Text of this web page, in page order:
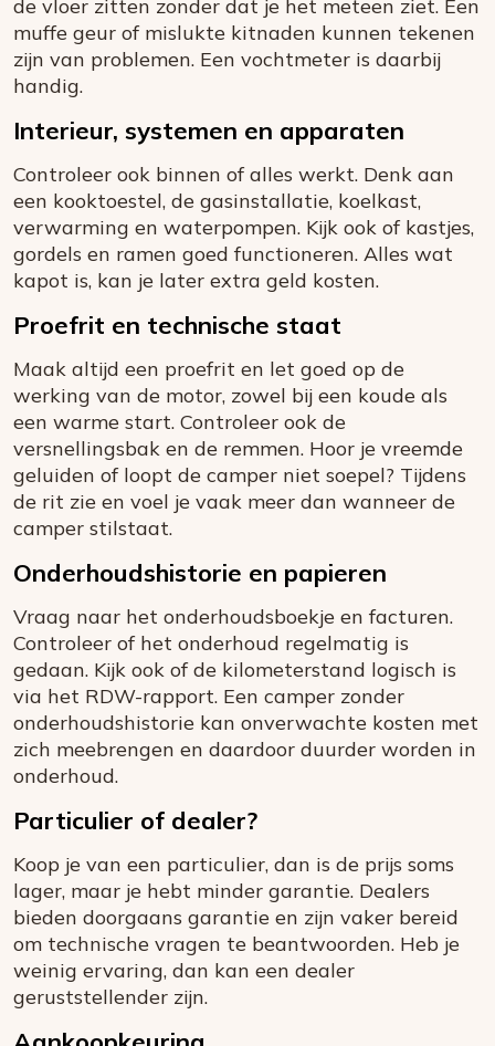
de vloer zitten zonder dat je het meteen ziet. Een
muffe geur of mislukte kitnaden kunnen tekenen
zijn van problemen. Een vochtmeter is daarbij
handig.
Interieur, systemen en apparaten
Controleer ook binnen of alles werkt. Denk aan
een kooktoestel, de gasinstallatie, koelkast,
verwarming en waterpompen. Kijk ook of kastjes,
gordels en ramen goed functioneren. Alles wat
kapot is, kan je later extra geld kosten.
Proefrit en technische staat
Maak altijd een proefrit en let goed op de
werking van de motor, zowel bij een koude als
een warme start. Controleer ook de
versnellingsbak en de remmen. Hoor je vreemde
geluiden of loopt de camper niet soepel? Tijdens
de rit zie en voel je vaak meer dan wanneer de
camper stilstaat.
Onderhoudshistorie en papieren
Vraag naar het onderhoudsboekje en facturen.
Controleer of het onderhoud regelmatig is
gedaan. Kijk ook of de kilometerstand logisch is
via het RDW-rapport. Een camper zonder
onderhoudshistorie kan onverwachte kosten met
zich meebrengen en daardoor duurder worden in
onderhoud.
Particulier of dealer?
Koop je van een particulier, dan is de prijs soms
lager, maar je hebt minder garantie. Dealers
bieden doorgaans garantie en zijn vaker bereid
om technische vragen te beantwoorden. Heb je
weinig ervaring, dan kan een dealer
geruststellender zijn.